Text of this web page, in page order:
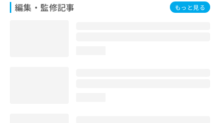
編集・監修記事 もっと見る